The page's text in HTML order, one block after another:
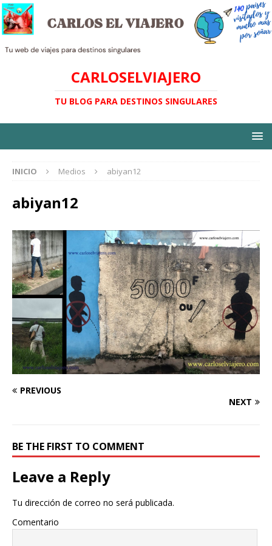
CARLOSELVIAJERO
TU BLOG PARA DESTINOS SINGULARES
INICIO Medios abiyan12
abiyan12
PREVIOUS
NEXT
BE THE FIRST TO COMMENT
Leave a Reply
Tu dirección de correo no será publicada.
Comentario